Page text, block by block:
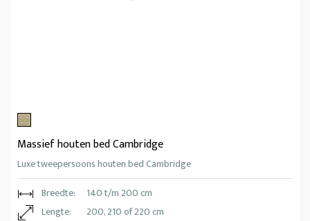
Massief houten bed Cambridge
Luxe tweepersoons houten bed Cambridge
Breedte:
140 t/m 200 cm
Lengte:
200, 210 of 220 cm